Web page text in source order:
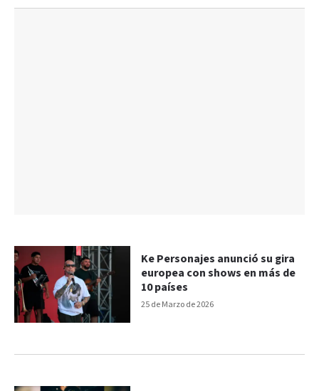
25 de Marzo de 2026
Ke Personajes anunció su gira
europea con shows en más de
10 países